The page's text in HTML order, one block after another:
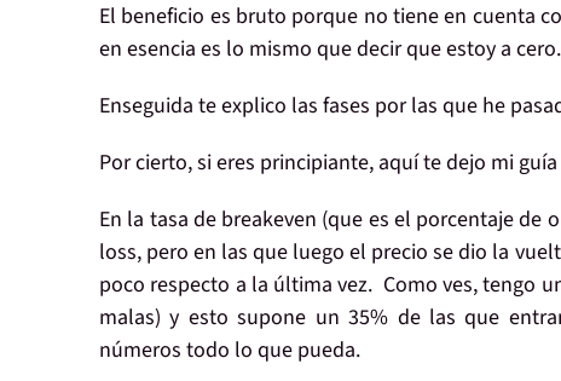
El beneficio es bruto porque no tiene en cuenta
en esencia es lo mismo que decir que estoy a cero.
Enseguida te explico las fases por las que he
Por cierto, si eres principiante, aquí te dejo mi
En la tasa de breakeven (que es el porcentaje de
loss, pero en las que luego el precio se dio la
poco respecto a la última vez. Como ves, tengo
malas) y esto supone un 35% de las que
números todo lo que pueda.